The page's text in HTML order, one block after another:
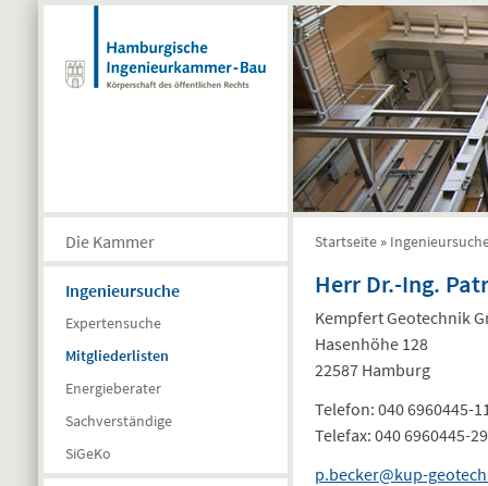
Direkt zum Inhalt
Die Kammer
Ingenieursuche
Expertensuche
Mitgliederlisten
Energieberater
Sachverständige
SiGeKo
Startseite »
Herr Dr.-Ing.
Kempfert Geotechnik
Hasenhöhe 128
22587 Hamburg
Telefon: 040 6960445-
Telefax: 040 6960445-29
p.becker@kup-